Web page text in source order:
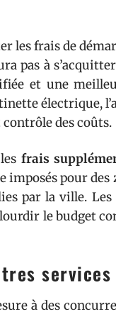
les frais de
pas à
et une
électrique,
des coûts.
frais
pour des
par la ville.
le budget
à des